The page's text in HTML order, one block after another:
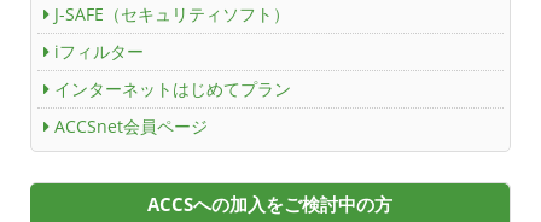
J-SAFE（セキュリティソフト）
iフィルター
インターネットはじめてプラン
ACCSnet会員ページ
ACCSへの加入をご検討中の方